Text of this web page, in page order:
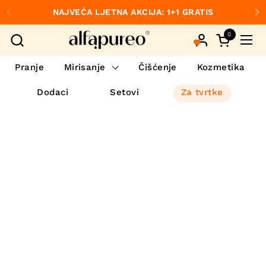
Preskoči na sadržaj
Prethodno
NAJVEĆA LJETNA AKCIJA: 1+1 GRATIS
Otvori
0
Pranje Mirisanje Čišćenje Kozmetika
Dodaci Setovi Za tvrtke